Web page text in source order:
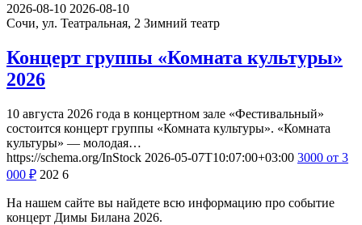
2026-08-10 2026-08-10
Сочи, ул. Театральная, 2 Зимний театр
Концерт группы «Комната культуры»
2026
10 августа 2026 года в концертном зале «Фестивальный»
состоится концерт группы «Комната культуры». «Комната
культуры» — молодая…
https://schema.org/InStock 2026-05-07T10:07:00+03:00 3000 от 3
000 ₽ 202 6
На нашем сайте вы найдете всю информацию про событие
концерт Димы Билана 2026.